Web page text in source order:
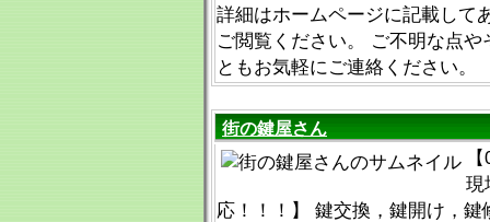
詳細はホームページに記載して
ご閲覧ください。 ご不明な点や
ともお気軽にご連絡ください。
街の鍵屋さん
現
応！！！】 鍵交換，鍵開け，鍵